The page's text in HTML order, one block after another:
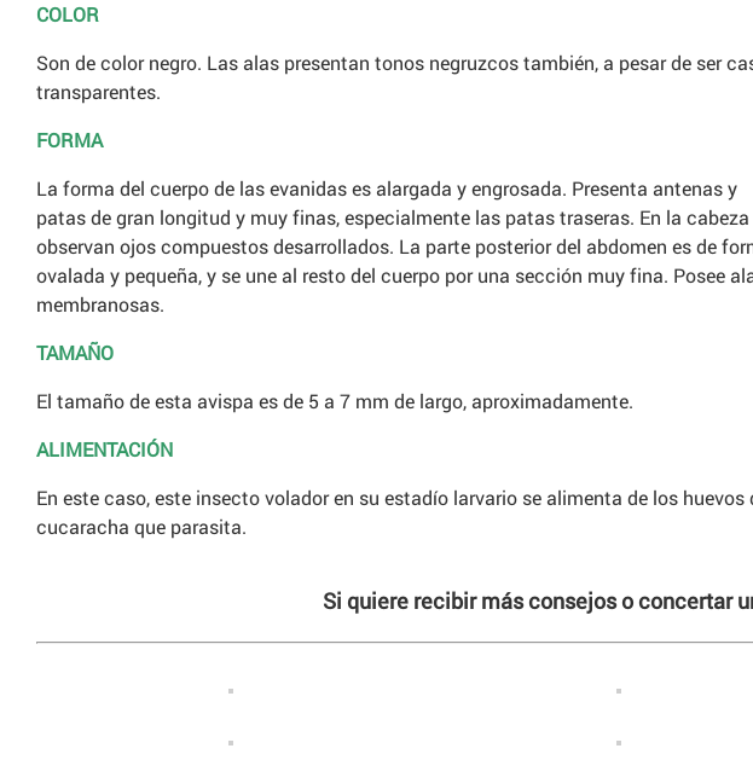
COLOR
Son de color negro. Las alas presentan tonos negruzcos también, a pesar de ser
transparentes.
FORMA
La forma del cuerpo de las evanidas es alargada y engrosada. Presenta antenas y
patas de gran longitud y muy finas, especialmente las patas traseras. En la cabeza
observan ojos compuestos desarrollados. La parte posterior del abdomen es de
ovalada y pequeña, y se une al resto del cuerpo por una sección muy fina. Posee
membranosas.
TAMAÑO
El tamaño de esta avispa es de 5 a 7 mm de largo, aproximadamente.
ALIMENTACIÓN
En este caso, este insecto volador en su estadío larvario se alimenta de los huevos
cucaracha que parasita.
Si quiere recibir más consejos o concertar